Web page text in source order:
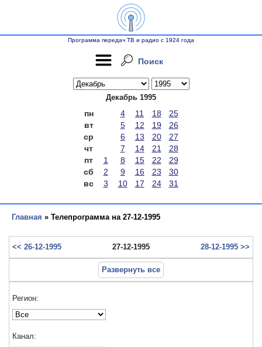
Программа передач ТВ и радио с 1924 года
Поиск
Декабрь 1995
пн 4 11 18
25
вт
5 12 19
26
ср
6 13 20
27
чт
7 14 21
28
пт
1 8 15 22
29
сб
2 9 16 23
30
вс
3 10 17 24 31
Главная » Телепрограмма на 27-12-1995
<< 26-12-1995 27-12-1995 28-12-1995 >>
Развернуть все
Регион:
Канал: